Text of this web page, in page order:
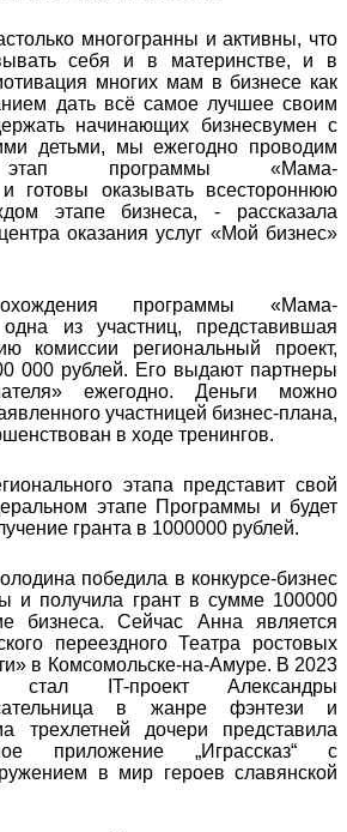
многогранны и активны, что
себя и в материнстве, и в
многих мам в бизнесе как
дать всё самое лучшее своим
начинающих бизнесвумен с
детьми, мы ежегодно проводим
этап программы «Мама-
готовы оказывать всестороннюю
этапе бизнеса, - рассказала
оказания услуг «Мой бизнес»
программы «Мама-
одна из участниц, представившая
комиссии региональный проект,
000 рублей. Его выдают партнеры
ежегодно. Деньги можно
участницей бизнес-плана,
в ходе тренингов.
этапа представит свой
этапе Программы и будет
гранта в 1000000 рублей.
победила в конкурсе-бизнес
и получила грант в сумме 100000
бизнеса. Сейчас Анна является
переездного Театра ростовых
в Комсомольске-на-Амуре. В 2023
IT-проект Александры
в жанре фэнтези и
трехлетней дочери представила
приложение „Играссказ“ с
в мир героев славянской